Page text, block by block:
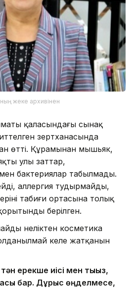
жеке архивінен
Алматы қаласындағы сынақ
зертханасында
өтті. Құрамынан мышьяк,
улы заттар,
бактериялар табылмады.
аллергия тудырмайды,
табиғи ортасына толық
берілген.
неліктен косметика
келе жатқанын
ерекше иісі мен тығыз,
бар. Дұрыс өңделмесе,